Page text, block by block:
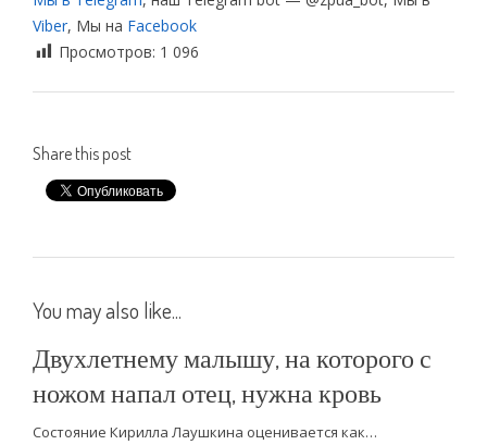
Viber, Мы на Facebook
Просмотров: 1 096
Share this post
You may also like...
Двухлетнему малышу, на которого с
ножом напал отец, нужна кровь
Состояние Кирилла Лаушкина оценивается как…